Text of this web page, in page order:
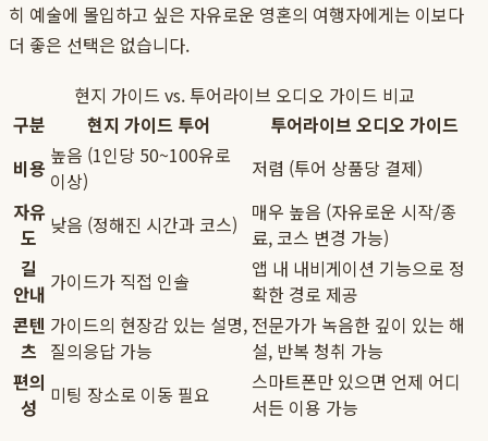
히 예술에 몰입하고 싶은 자유로운 영혼의 여행자에게는 이보다
더 좋은 선택은 없습니다.
현지 가이드 vs. 투어라이브 오디오 가이드 비교
구분
현지 가이드 투어
투어라이브 오디오 가이드
비용 높음 (1인당 50~100유로
이상)
저렴 (투어 상품당 결제)
자유
도 낮음 (정해진 시간과 코스)
매우 높음 (자유로운 시작/종
료, 코스 변경 가능)
길
안내 가이드가 직접 인솔
앱 내 내비게이션 기능으로 정
확한 경로 제공
콘텐
츠
가이드의 현장감 있는 설명,
질의응답 가능
전문가가 녹음한 깊이 있는 해
설, 반복 청취 가능
편의
성 미팅 장소로 이동 필요
스마트폰만 있으면 언제 어디
서든 이용 가능